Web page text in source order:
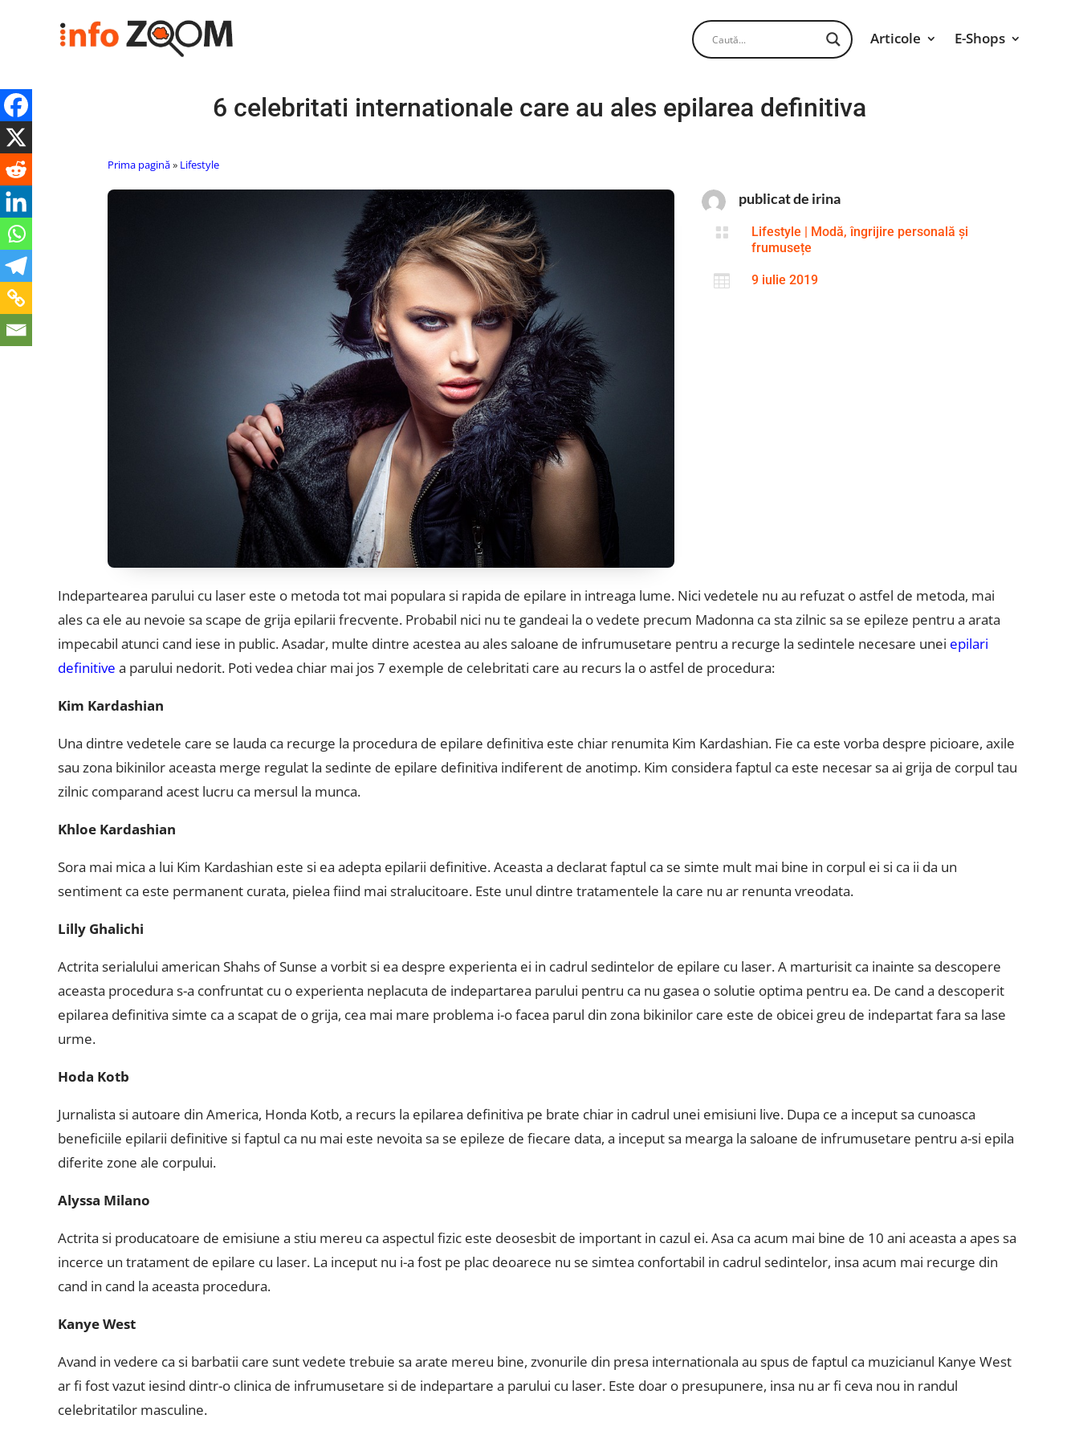
Articole E-Shops
6 celebritati internationale care au ales epilarea definitiva
Prima pagină» Lifestyle
publicat de irina
 Lifestyle
Modă, îngrijire personală și
frumusețe
 9 iulie 2019
Indepartearea parului cu laser este o metoda tot mai populara si rapida de epilare in intreaga lume. Nici vedetele nu au refuzat o astfel de metoda, mai
ales ca ele au nevoie sa scape de grija epilarii frecvente. Probabil nici nu te gandeai la o vedete precum Madonna ca sta zilnic sa se epileze pentru a arata
impecabil atunci cand iese in public. Asadar, multe dintre acestea au ales saloane de infrumusetare pentru a recurge la sedintele necesare unei epilari
definitive a parului nedorit. Poti vedea chiar mai jos 7 exemple de celebritati care au recurs la o astfel de procedura:
Kim Kardashian
Una dintre vedetele care se lauda ca recurge la procedura de epilare definitiva este chiar renumita Kim Kardashian. Fie ca este vorba despre picioare, axile
sau zona bikinilor aceasta merge regulat la sedinte de epilare definitiva indiferent de anotimp. Kim considera faptul ca este necesar sa ai grija de corpul tau
zilnic comparand acest lucru ca mersul la munca.
Khloe Kardashian
Sora mai mica a lui Kim Kardashian este si ea adepta epilarii definitive. Aceasta a declarat faptul ca se simte mult mai bine in corpul ei si ca ii da un
sentiment ca este permanent curata, pielea fiind mai stralucitoare. Este unul dintre tratamentele la care nu ar renunta vreodata.
Lilly Ghalichi
Actrita serialului american Shahs of Sunse a vorbit si ea despre experienta ei in cadrul sedintelor de epilare cu laser. A marturisit ca inainte sa descopere
aceasta procedura s-a confruntat cu o experienta neplacuta de indepartarea parului pentru ca nu gasea o solutie optima pentru ea. De cand a descoperit
epilarea definitiva simte ca a scapat de o grija, cea mai mare problema i-o facea parul din zona bikinilor care este de obicei greu de indepartat fara sa lase
urme.
Hoda Kotb
Jurnalista si autoare din America, Honda Kotb, a recurs la epilarea definitiva pe brate chiar in cadrul unei emisiuni live. Dupa ce a inceput sa cunoasca
beneficiile epilarii definitive si faptul ca nu mai este nevoita sa se epileze de fiecare data, a inceput sa mearga la saloane de infrumusetare pentru a-si epila
diferite zone ale corpului.
Alyssa Milano
Actrita si producatoare de emisiune a stiu mereu ca aspectul fizic este deosesbit de important in cazul ei. Asa ca acum mai bine de 10 ani aceasta a apes sa
incerce un tratament de epilare cu laser. La inceput nu i-a fost pe plac deoarece nu se simtea confortabil in cadrul sedintelor, insa acum mai recurge din
cand in cand la aceasta procedura.
Kanye West
Avand in vedere ca si barbatii care sunt vedete trebuie sa arate mereu bine, zvonurile din presa internationala au spus de faptul ca muzicianul Kanye West
ar fi fost vazut iesind dintr-o clinica de infrumusetare si de indepartare a parului cu laser. Este doar o presupunere, insa nu ar fi ceva nou in randul
celebritatilor masculine.